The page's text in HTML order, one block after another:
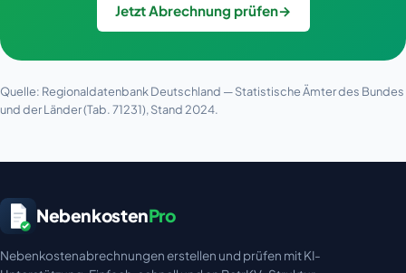
Jetzt Abrechnung prüfen→
Quelle: Regionaldatenbank Deutschland — Statistische Ämter des Bundes
und der Länder (Tab. 71231), Stand 2024.
NebenkostenPro
Nebenkostenabrechnungen erstellen und prüfen mit KI-